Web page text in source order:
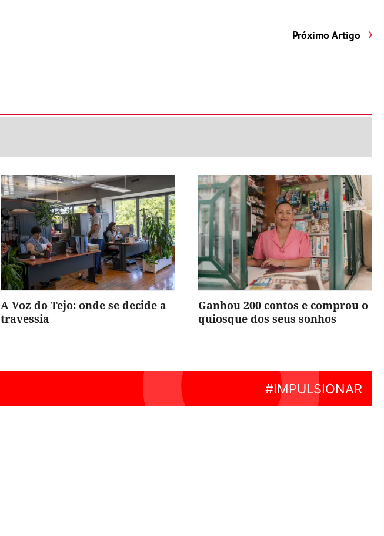
Próximo Artigo
A Voz do Tejo: onde se decide a
travessia
Ganhou 200 contos e comprou o
quiosque dos seus sonhos